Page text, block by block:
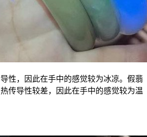
性，因此在手中的感觉较为冰凉。假翡
传导性较差，因此在手中的感觉较为温